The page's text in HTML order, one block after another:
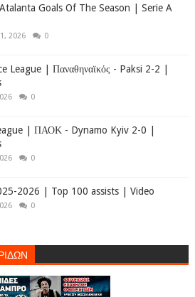
Goals Of The Season | Serie A
2026 0
League | Παναθηναϊκός - Paksi 2-2 |
0
| ΠΑΟΚ - Dynamo Kyiv 2-0 |
0
2026 | Top 100 assists | Video
0